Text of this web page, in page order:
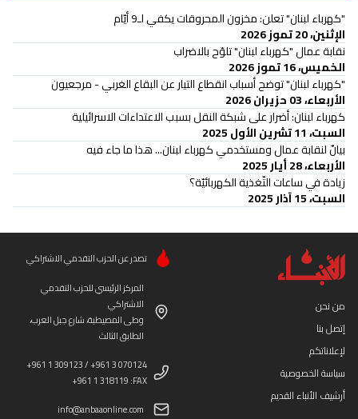
"كهرباء لبنان" تعلن: مخزون المحروقات يكفي لـ9 أيّام
الإثنين، 20 تموز 2026
نقابة عمال "كهرباء لبنان" تلوّح بالاضراب
الخميس، 16 تموز 2026
"كهرباء لبنان" توضح أسباب انقطاع التيار عن البقاع الغربي - مرجعيون
الأربعاء، 03 حزيران 2026
كهرباء لبنان: أضرار على شبكة النقل بسبب الاعتداءات الاسرائيلية
السبت، 11 تشرين الأول 2025
بيانٌ لنقابة عمال ومستخدمي كهرباء لبنان... هذا ما جاء فيه
الأربعاء، 28 أيار 2025
زيادة في ساعات التّغذية الكهربائيّة؟
السبت، 15 آذار 2025
من نحن
إتصل بنا
لإعلاناتكم
سياسة الخصوصية
أرشيف الأنباء القديم
تصدر عن الحزب التقدمي الاشتراكي
المركز الرئيسي للحزب التقدمي
الاشتراكي
وطى المصيطبة، شارع جبل العرب،
الطابق الثالث
+961 1 309123 / +961 3 070124
+961 1 318119 :FAX
info@anbaaonline.com